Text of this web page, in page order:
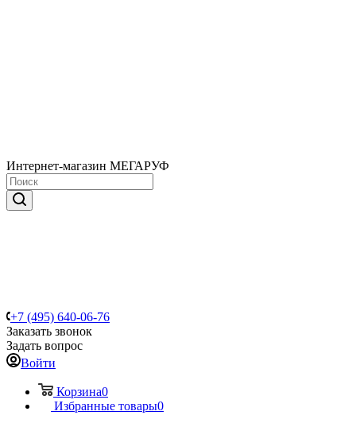
Интернет-магазин МЕГАРУФ
+7 (495) 640-06-76
Заказать звонок
Задать вопрос
Войти
Корзина0
Избранные товары0